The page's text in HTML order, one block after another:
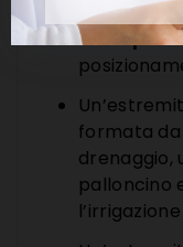
provvisto
radiopaca
formata da
drenaggio,
palloncino